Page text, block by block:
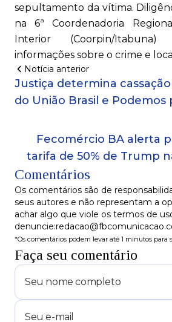
sepultamento da vítima.
na 6ª Coordenadoria
Interior (Coorpin/
informações sobre o crime e
Notícia anterior
Justiça determina
do União Brasil e Podemos
Fecomércio BA alerta
tarifa de 50% de Trump
Comentários
Os comentários são de
seus autores e não representam a
achar algo que viole os termos de
*Os comentários podem levar até 1 minutos para
Faça seu comentário